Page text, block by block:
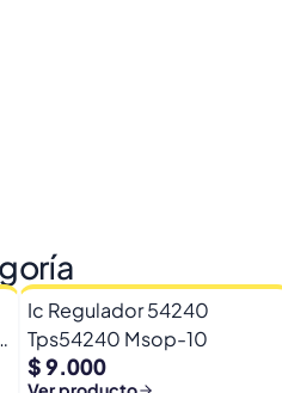
Ic Regulador 54240
Tps54240 Msop-10
$ 9.000